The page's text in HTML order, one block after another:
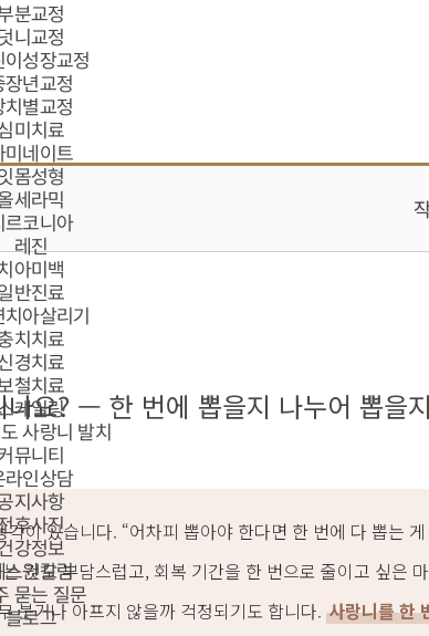
분교정
니교정
이성장교정
장년교정
치별교정
미치료
미네이트
몸성형
세라믹
르코니아
레진
아미백
반진료
아살리기
치치료
경치료
철치료
케일링
사랑니 발치
뮤니티
라인상담
지사항
후사진
강정보
스원칼럼
묻는 질문
블로그
요? — 한 번에 뽑을지 나누어 뽑을지
이 있습니다. “어차피 뽑아야 한다면 한 번에 다 뽑는 게
것도 부담스럽고, 회복 기간을 한 번으로 줄이고 싶은
붓거나 아프지 않을까 걱정되기도 합니다. 사랑니를 한